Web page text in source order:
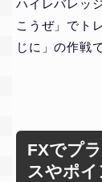
ハイレバレッ
こうぜ」でト
じに」の作戦
FXでプ
スやポ